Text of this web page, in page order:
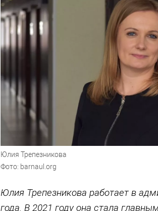
Юлия Трепезникова
Фото: barnaul.org
Юлия Трепезникова работает в
года. В 2021 году она стала